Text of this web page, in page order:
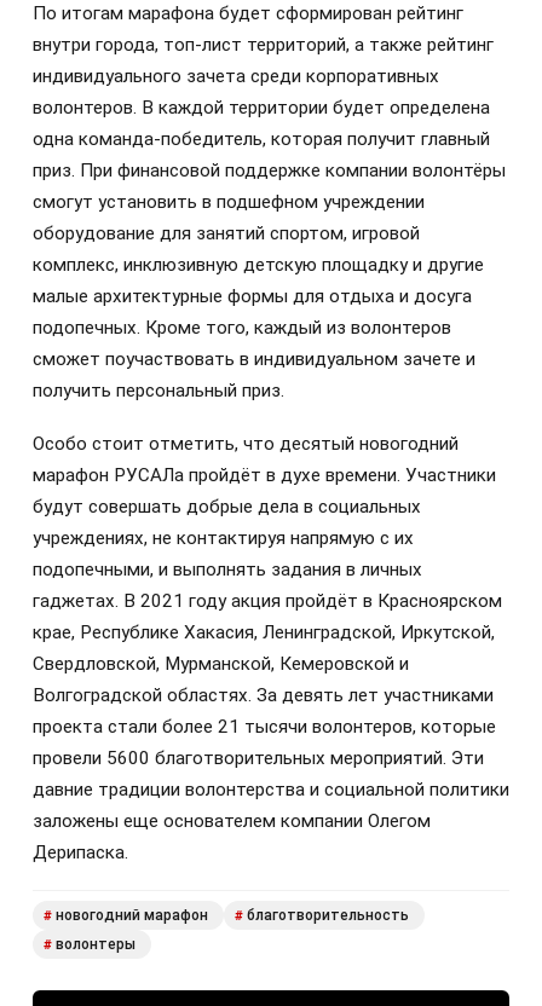
По итогам марафона будет сформирован рейтинг
внутри города, топ-лист территорий, а также рейтинг
индивидуального зачета среди корпоративных
волонтеров. В каждой территории будет определена
одна команда-победитель, которая получит главный
приз. При финансовой поддержке компании волонтёры
смогут установить в подшефном учреждении
оборудование для занятий спортом, игровой
комплекс, инклюзивную детскую площадку и другие
малые архитектурные формы для отдыха и досуга
подопечных. Кроме того, каждый из волонтеров
сможет поучаствовать в индивидуальном зачете и
получить персональный приз.
Особо стоит отметить, что десятый новогодний
марафон РУСАЛа пройдёт в духе времени. Участники
будут совершать добрые дела в социальных
учреждениях, не контактируя напрямую с их
подопечными, и выполнять задания в личных
гаджетах. В 2021 году акция пройдёт в Красноярском
крае, Республике Хакасия, Ленинградской, Иркутской,
Свердловской, Мурманской, Кемеровской и
Волгоградской областях. За девять лет участниками
проекта стали более 21 тысячи волонтеров, которые
провели 5600 благотворительных мероприятий. Эти
давние традиции волонтерства и социальной политики
заложены еще основателем компании Олегом
Дерипаска.
# новогодний марафон # благотворительность
# волонтеры